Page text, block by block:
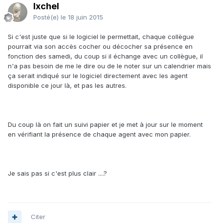
Ixchel
Posté(e) le 18 juin 2015
Si c'est juste que si le logiciel le permettait, chaque collègue
pourrait via son accès cocher ou décocher sa présence en
fonction des samedi, du coup si il échange avec un collègue, il
n'a pas besoin de me le dire ou de le noter sur un calendrier mais
ça serait indiqué sur le logiciel directement avec les agent
disponible ce jour là, et pas les autres.
Du coup là on fait un suivi papier et je met à jour sur le moment
en vérifiant la présence de chaque agent avec mon papier.
Je sais pas si c'est plus clair ....?
Citer